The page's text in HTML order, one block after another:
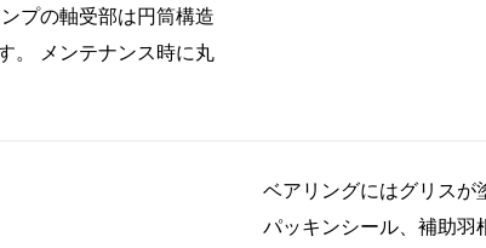
プの軸受部は円筒構造
。 メンテナンス時に丸
ベアリングにはグリスが
パッキンシール、補助羽